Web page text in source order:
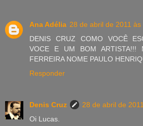
Ana Adélia 28 de abril de 2011 às
DENIS CRUZ COMO VOCÊ
VOCE E UM BOM ARTISTA!!!
FERREIRA NOME PAULO
Responder
Denis Cruz
28 de abril de
Oi Lucas.